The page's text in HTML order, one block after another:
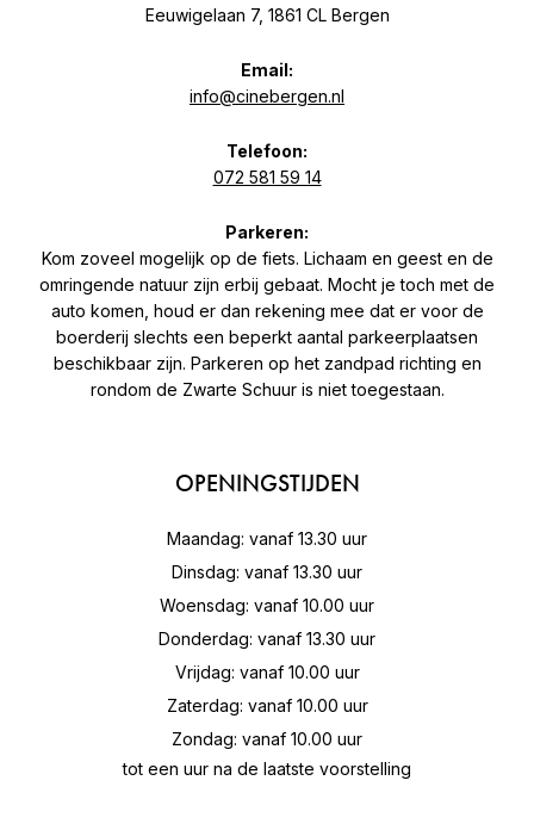
Eeuwigelaan 7, 1861 CL Bergen
Email:
info@cinebergen.nl
Telefoon:
072 581 59 14
Parkeren:
Kom zoveel mogelijk op de fiets. Lichaam en geest en de
omringende natuur zijn erbij gebaat. Mocht je toch met de
auto komen, houd er dan rekening mee dat er voor de
boerderij slechts een beperkt aantal parkeerplaatsen
beschikbaar zijn. Parkeren op het zandpad richting en
rondom de Zwarte Schuur is niet toegestaan.
OPENINGSTIJDEN
Maandag: vanaf 13.30 uur
Dinsdag: vanaf 13.30 uur
Woensdag: vanaf 10.00 uur
Donderdag: vanaf 13.30 uur
Vrijdag: vanaf 10.00 uur
Zaterdag: vanaf 10.00 uur
Zondag: vanaf 10.00 uur
tot een uur na de laatste voorstelling